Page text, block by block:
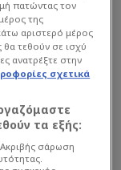
της
πλαίσιο
πατώντας τον
της
αριστερό μέρος
θα τεθούν σε ισχύ
ανατρέξτε στην
σχετικά
τα εξής:
σάρωση